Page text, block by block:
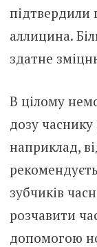
підтвердили
аллицина.
здатне
В цілому
дозу
наприклад,
зубчиків
розчавити
допомогою